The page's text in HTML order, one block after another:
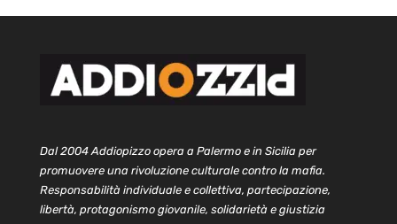
Dal 2004 Addiopizzo opera a Palermo e in Sicilia per
promuovere una rivoluzione culturale contro la mafia.
Responsabilità individuale e collettiva, partecipazione,
libertà, protagonismo giovanile, solidarietà e giustizia